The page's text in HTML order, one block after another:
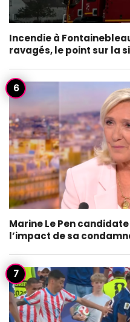
Incendie à
ravagés, le point sur la
Marine Le Pen
l’impact de sa